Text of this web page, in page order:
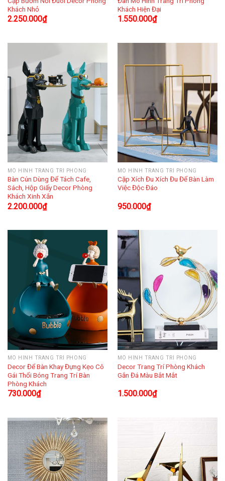
Khách Nhỏ
2.250.000₫
Khách Hiện Đại
1.550.000₫
MÔ HÌNH TRANG TRÍ PHÒNG
Bàn Cún Dùng Để Tách Cafe,
Sách, Hộp Giấy Decor Phòng
Khách Xinh Xắn
2.200.000₫
MÔ HÌNH TRANG TRÍ PHÒNG
Cặp Xích Đu Xích Đu Để Bàn Làm
Việc Độc Đáo
950.000₫
MÔ HÌNH TRANG TRÍ PHÒNG
Decor Để Bàn Khay Đựng Kẹo Cô
Gái Thổi Bóng Trang Trí Bàn
Phòng Khách
730.000₫
MÔ HÌNH TRANG TRÍ PHÒNG
Decor Trang Trí Phòng Khách
Gắn Đá Màu Bắt Mắt
1.500.000₫